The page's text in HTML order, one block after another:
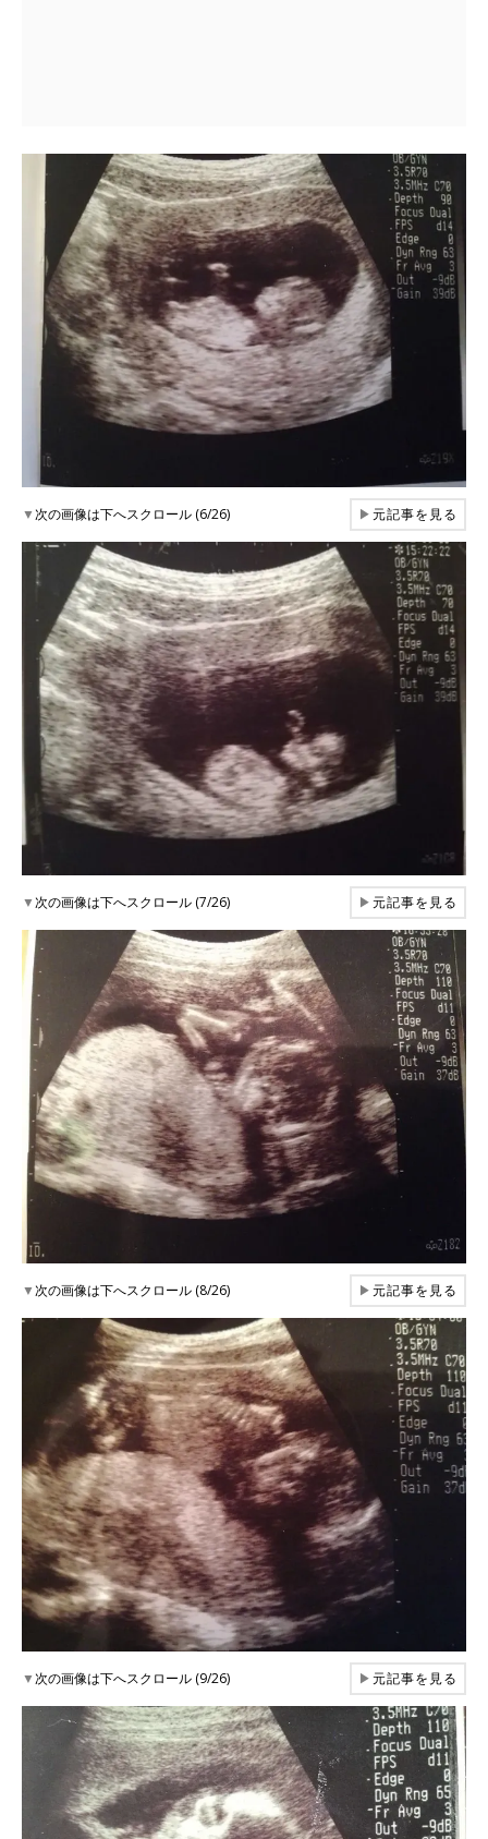
▼次の画像は下へスクロール (6/26) ▶元記事を見る
▼次の画像は下へスクロール (7/26) ▶元記事を見る
▼次の画像は下へスクロール (8/26) ▶元記事を見る
▼次の画像は下へスクロール (9/26) ▶元記事を見る